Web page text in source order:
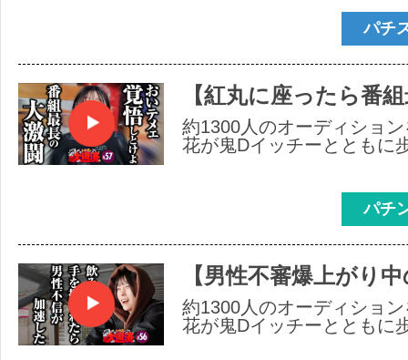
パチ
【紅丸に座ったら番
約1300人のオーディショ
花が鬼Dイッチーとともに
パチ
【男性不審爆上がり
約1300人のオーディショ
花が鬼Dイッチーとともに